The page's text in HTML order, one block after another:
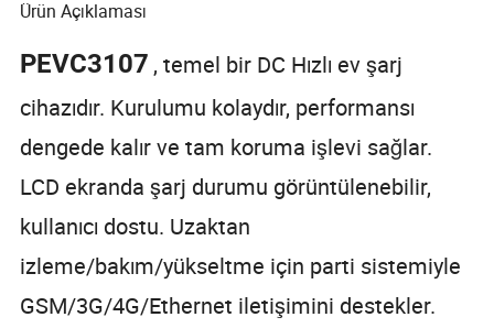
Ürün Açıklaması
PEVC3107 , temel bir DC Hızlı ev şarj
cihazıdır. Kurulumu kolaydır, performansı
dengede kalır ve tam koruma işlevi sağlar.
LCD ekranda şarj durumu görüntülenebilir,
kullanıcı dostu. Uzaktan
izleme/bakım/yükseltme için parti sistemiyle
GSM/3G/4G/Ethernet iletişimini destekler.